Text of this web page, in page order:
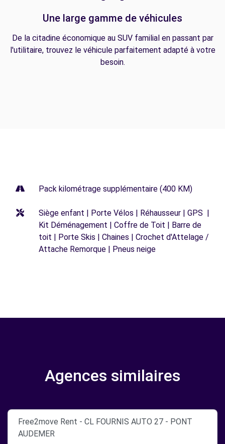
Une large gamme de véhicules
De la citadine économique au SUV familial en passant par
l'utilitaire, trouvez le véhicule parfaitement adapté à votre
besoin.
Pack kilométrage supplémentaire (400 KM)
Siège enfant | Porte Vélos | Réhausseur | GPS |
Kit Déménagement | Coffre de Toit | Barre de
toit | Porte Skis | Chaines | Crochet d'Attelage /
Attache Remorque | Pneus neige
Agences similaires
Free2move Rent - CL FOURNIS AUTO 27 - PONT
AUDEMER